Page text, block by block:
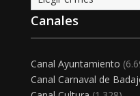
Canales
Canal Ayuntamiento
Canal Carnaval de